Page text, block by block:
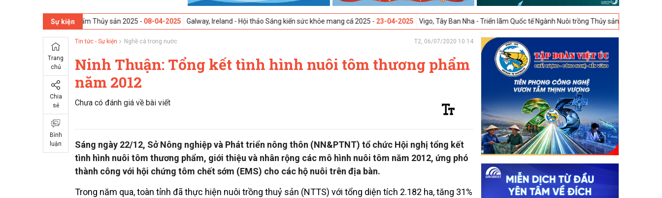
Sự kiện
Thực phẩm Thủy sản 2025 -08-04-2025 Galway, Ireland - Hội thảo Sáng kiến sức khỏe mang cá 2025 -23-04-2025 Vigo, Tây Ban Nha - Triển lãm Quốc tế Ngành Nuôi trồng Thủy sản Tây Ban Nha –
Trang
chủ
Chia
sẻ
Bình
luận
Tin tức - Sự kiện Nghề cá trong nước T2, 06/07/2020 10:14
Ninh Thuận: Tổng kết tình hình nuôi tôm thương phẩm
năm 2012
Chưa có đánh giá về bài viết
Sáng ngày 22/12, Sở Nông nghiệp và Phát triển nông thôn (NN&PTNT) tổ chức Hội nghị tổng kết
tình hình nuôi tôm thương phẩm, giới thiệu và nhân rộng các mô hình nuôi tôm năm 2012, ứng phó
thành công với hội chứng tôm chết sớm (EMS) cho các hộ nuôi trên địa bàn.
Trong năm qua, toàn tỉnh đã thực hiện nuôi trồng thuỷ sản (NTTS) với tổng diện tích 2.182 ha, tăng 31%